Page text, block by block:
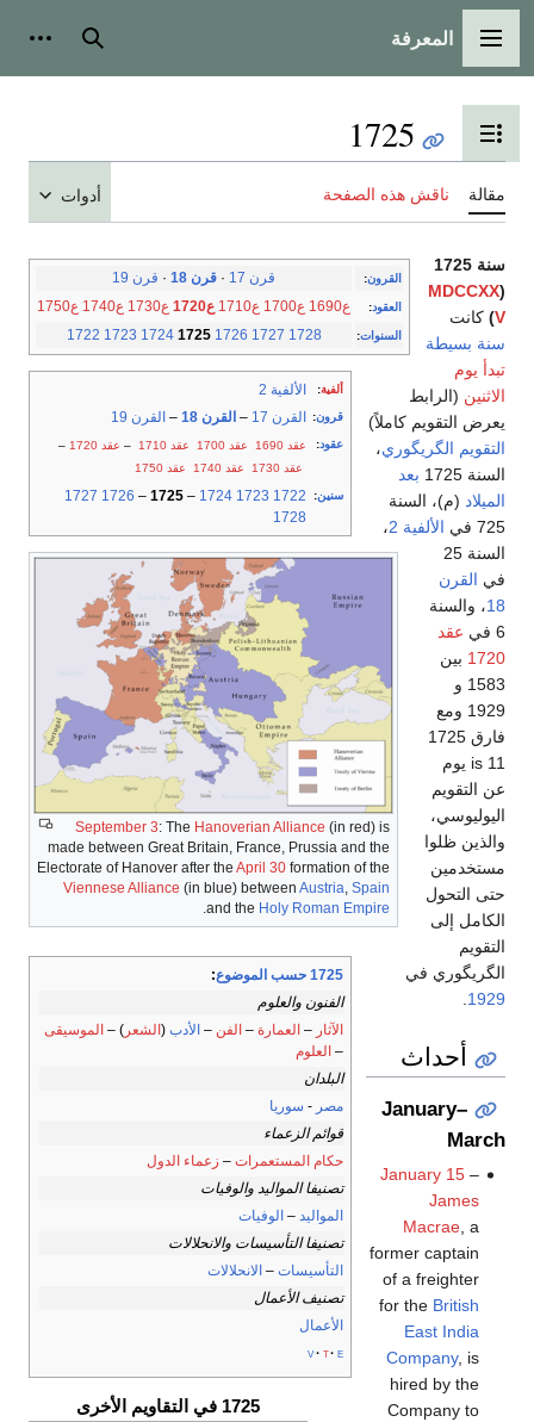
القائمة الرئيسية
المعرفة بحث
تبديل عرض جدول المحتويات
1725
مقالة ناقش هذه الصفحة أدوات
القرون: قرن 17 · قرن 18 · قرن 19
العقود: ع1690 ع1700 ع1710 ع1720 ع1730 ع1740 ع1750
السنوات:
1722 1723 1724 1725 1726 1727 1728
ألفية: الألفية 2
قرون: القرن 17 – القرن 18 – القرن 19
عقود: عقد 1690 عقد 1700 عقد 1710 – عقد 1720
–
عقد 1730
عقد 1740 عقد 1750
سنين:
1722
1723
1724
–
1725
–
1726
1727
1728
September 3: The Hanoverian Alliance (in red) is
made between Great Britain, France, Prussia and the
Electorate of Hanover after the April 30 formation of the
Viennese Alliance (in blue) between Austria Spain
and the Holy Roman Empire
1725 حسب الموضوع
:
الفنون والعلوم
الآثار – العمارة – الفن – الأدب ( الشعر ) – الموسيقى
– العلوم
البلدان
مصر - سوريا
قوائم الزعماء
حكام المستعمرات – زعماء الدول
تصنيفا المواليد والوفيات
المواليد – الوفيات
تصنيفا التأسيسات والانحلالات
التأسيسات – الانحلالات
تصنيف الأعمال
الأعمال
v t e
1725 في التقاويم الأخرى
سنة 1725
(
MDCCXX
V
) كانت
سنة بسيطة
تبدأ يوم
الاثنين (الرابط
يعرض التقويم كاملاً)
التقويم الگريگوري،
السنة 1725
بعد
الميلاد (م)، السنة
725 في
الألفية 2
،
السنة 25
في القرن
18، والسنة
6 في
عقد
1720 بين
1583 و
1929 ومع
فارق 1725
is 11 يوم
عن التقويم
اليوليوسي،
والذين ظلوا
مستخدمين
حتى التحول
الكامل إلى
التقويم
الگريگوري في
1929
أحداث
January–
March
January 15–
James
Macrae, a
former captain
of a freighter
for the British
East India
Company, is
hired by the
Company to